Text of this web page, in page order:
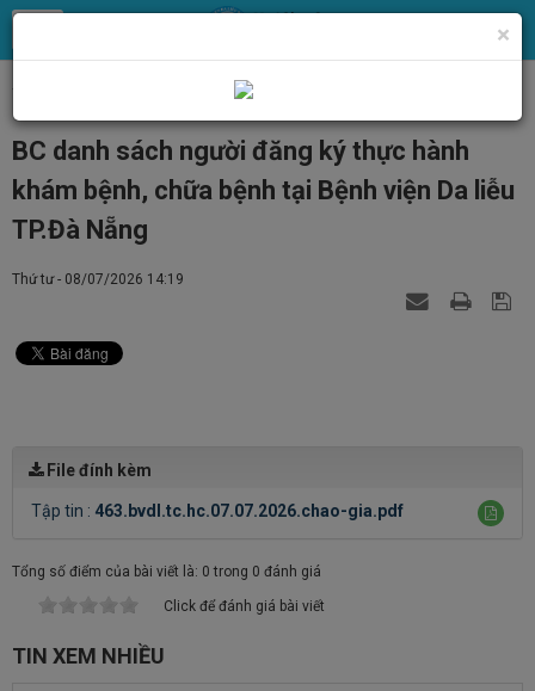
Tin tức, thông báo chung
BC danh sách người đăng ký thực hành
khám bệnh, chữa bệnh tại Bệnh viện Da liễu
TP.Đà Nẵng
Thứ tư - 08/07/2026 14:19
File đính kèm
Tập tin : 463.bvdl.tc.hc.07.07.2026.chao-gia.pdf
Tổng số điểm của bài viết là: 0 trong 0 đánh giá
Click để đánh giá bài viết
TIN XEM NHIỀU
×